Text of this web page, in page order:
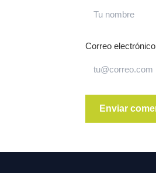
Correo electrónico